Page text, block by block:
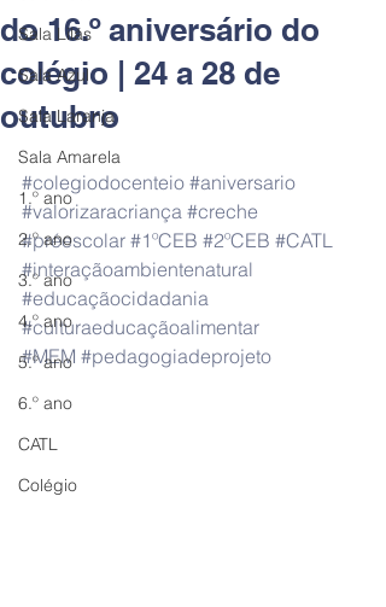
Sala Lilás
Sala Azul
Sala Laranja
Sala Amarela
1.º ano
2.º ano
3.º ano
4.º ano
5.º ano
6.º ano
CATL
Colégio
do 16.º aniversário do
colégio | 24 a 28 de
outubro
#colegiodocenteio #aniversario
#valorizaracriança #creche
#préescolar #1ºCEB #2ºCEB #CATL
#interaçãoambientenatural
#educaçãocidadania
#culturaeducaçãoalimentar
#MEM #pedagogiadeprojeto